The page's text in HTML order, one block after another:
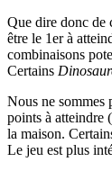
Que dire donc de
être le 1er à
combinaisons
Certains
Nous ne sommes
points à atteindre
la maison.
Le jeu est plus